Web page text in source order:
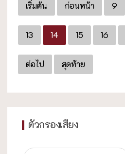
เริ่มต้น ก่อนหน้า 9
13 14 15 16
ต่อไป สุดท้าย
ตัวกรองเสียง